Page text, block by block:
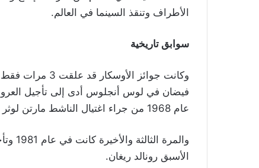
الأطراف وتنقذ السينما في العالم.
سوابق تاريخية
فيضان في لوس أنجلوس أدى إلى تأجيل
عام 1968 من جراء اغتيال الناشط مارتن لوثر كنغ
الأسبق رونالد ريغان.